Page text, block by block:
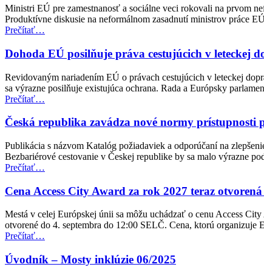
Ministri EÚ pre zamestnanosť a sociálne veci rokovali na prvom
Produktívne diskusie na neformálnom zasadnutí ministrov práce
Prečítať“Neformálne
ministrov
pre
zamestnanosť
a
sociálne
veci
(EPSCO)”
…
Dohoda EÚ posilňuje práva cestujúcich v leteckej
Revidovaným nariadením EÚ o právach cestujúcich v leteckej
sa výrazne posilňuje existujúca ochrana. Rada a Európsky
Prečítať“Dohoda
posilňuje
práva
cestujúcich
v
leteckej
doprave
pre
osoby
zdravotným
postihnutím”
…
Česká republika zavádza nové normy prístupnosti
Publikácia s názvom Katalóg požiadaviek a odporúčaní na
Bezbariérové cestovanie v Českej republike by sa malo výrazne
Prečítať“Česká
zavádza
nové
normy
prístupnosti
pre
verejnú
dopravu”
…
Cena Access City Award za rok 2027 teraz
Mestá v celej Európskej únii sa môžu uchádzať o cenu Access
otvorené do 4. septembra do 12:00 SELČ. Cena, ktorú organizuje
Prečítať“Cena
City
…
Úvodník – Mosty inklúzie 06/2025